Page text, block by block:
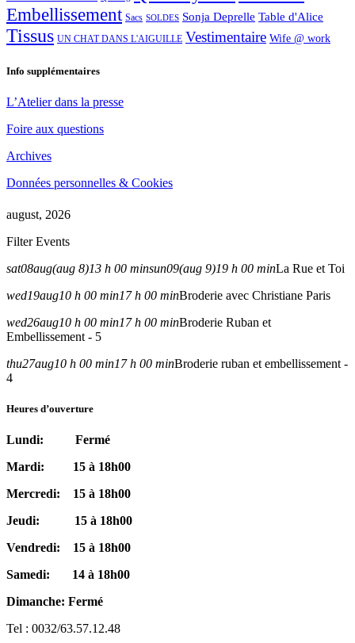
Embellissement Sacs SOLDES Sonja Deprelle Table d'Alice
Tissus UN CHAT DANS L'AIGUILLE Vestimentaire Wife @ work
Info supplémentaires
L’Atelier dans la presse
Foire aux questions
Archives
Données personnelles & Cookies
august, 2026
Filter Events
sat08aug(aug 8)13 h 00 minsun09(aug 9)19 h 00 minLa Rue et Toi
wed19aug10 h 00 min17 h 00 minBroderie avec Christiane Paris
wed26aug10 h 00 min17 h 00 minBroderie Ruban et
Embellissement - 5
thu27aug10 h 00 min17 h 00 minBroderie ruban et embellissement -
4
Heures d’ouverture
Lundi: Fermé
Mardi: 15 à 18h00
Mercredi: 15 à 18h00
Jeudi: 15 à 18h00
Vendredi: 15 à 18h00
Samedi: 14 à 18h00
Dimanche: Fermé
Tel : 0032/63.57.12.48